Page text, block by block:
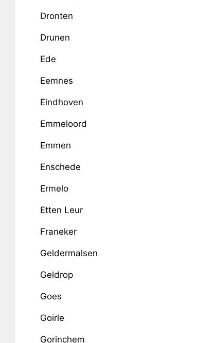
Dronten
Drunen
Ede
Eemnes
Eindhoven
Emmeloord
Emmen
Enschede
Ermelo
Etten Leur
Franeker
Geldermalsen
Geldrop
Goes
Goirle
Gorinchem